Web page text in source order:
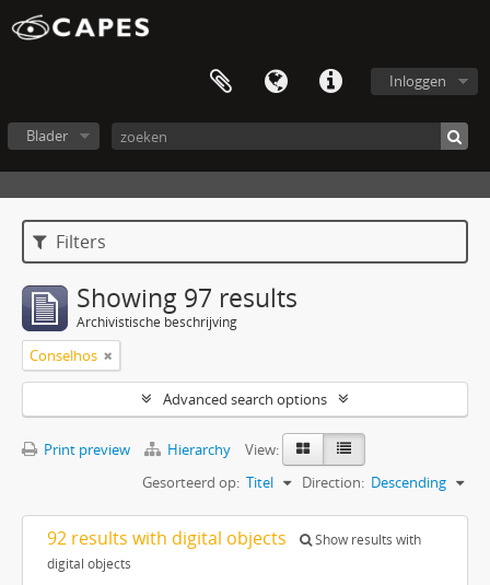
Inloggen
Blader
Filters
Showing 97 results
Archivistische beschrijving
Conselhos
Advanced search options
Print preview Hierarchy
View:
Gesorteerd op: Titel Direction: Descending
92 results with digital objects
Show results with
digital objects